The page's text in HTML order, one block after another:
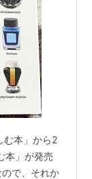
む本」から2
本」が発売
で、それか